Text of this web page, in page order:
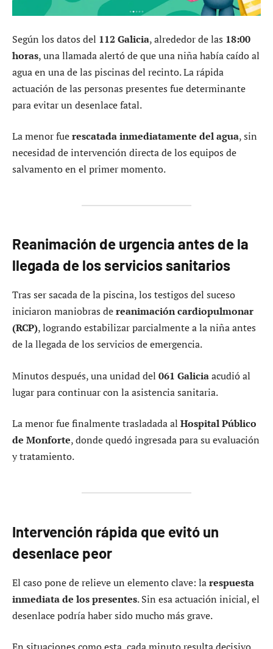
Según los datos del 112 Galicia, alrededor de las 18:00
horas, una llamada alertó de que una niña había caído al
agua en una de las piscinas del recinto. La rápida
actuación de las personas presentes fue determinante
para evitar un desenlace fatal.
La menor fuerescatada inmediatamente del agua, sin
necesidad de intervención directa de los equipos de
salvamento en el primer momento.
Reanimación de urgencia antes de la
llegada de los servicios sanitarios
Tras ser sacada de la piscina, los testigos del suceso
iniciaron maniobras dereanimación cardiopulmonar
(RCP), logrando estabilizar parcialmente a la niña antes
de la llegada de los servicios de emergencia.
Minutos después, una unidad del 061 Galiciaacudió al
lugar para continuar con la asistencia sanitaria.
La menor fue finalmente trasladada al Hospital Público
de Monforte, donde quedó ingresada para su evaluación
y tratamiento.
Intervención rápida que evitó un
desenlace peor
El caso pone de relieve un elemento clave: larespuesta
inmediata de los presentes. Sin esa actuación inicial, el
desenlace podría haber sido mucho más grave.